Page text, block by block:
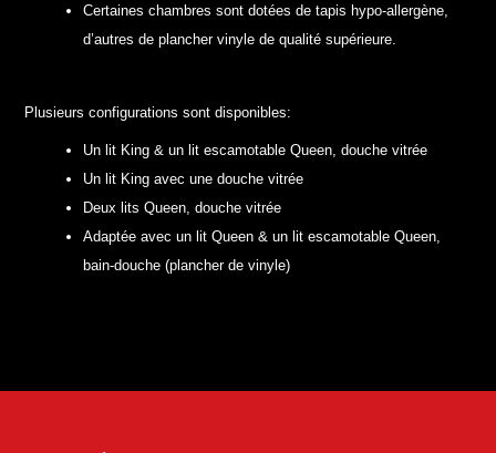
Certaines chambres sont dotées de tapis hypo-allergène,
d’autres de plancher vinyle de qualité supérieure.
Plusieurs configurations sont disponibles:
Un lit King & un lit escamotable Queen, douche vitrée
Un lit King avec une douche vitrée
Deux lits Queen, douche vitrée
Adaptée avec un lit Queen & un lit escamotable Queen,
bain-douche (plancher de vinyle)